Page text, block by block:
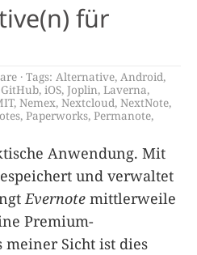
für
Tags: Alternative, Android,
GitHub, iOS, Joplin, Laverna,
, Nemex, Nextcloud, NextNote,
, Paperworks, Permanote,
Anwendung. Mit
und verwaltet
Evernote mittlerweile
Premium-
Sicht ist dies